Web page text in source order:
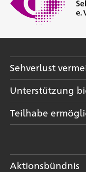
Sehverlust
Unterstützung
Teilhabe
Aktionsbündnis